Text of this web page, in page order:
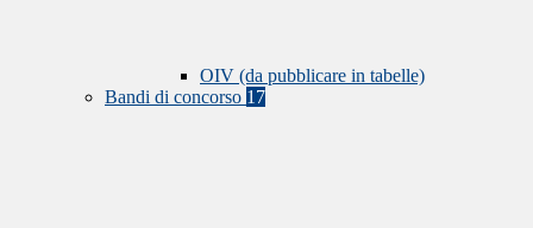
OIV (da pubblicare in tabelle)
Bandi di concorso 17